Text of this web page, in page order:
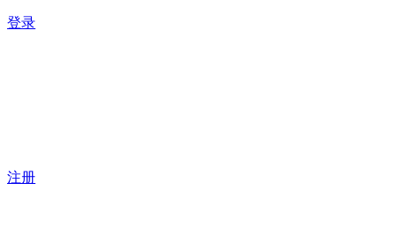
登录
注册